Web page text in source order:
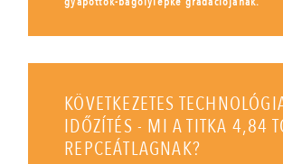
KÖVETKEZETES
IDŐZÍTÉS - MI A TITKA 4,84
REPCEÁTLAGNAK?